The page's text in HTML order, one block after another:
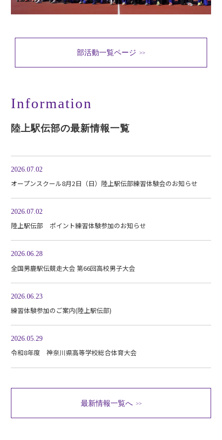
部活動一覧ページ >>
Information
陸上駅伝部の最新情報一覧
2026.07.02
オープンスクール8月2日（日）陸上駅伝部練習体験会のお知らせ
2026.07.02
陸上駅伝部 ポイント練習体験参加のお知らせ
2026.06.28
全国男鹿駅伝競走大会 第66回高校男子大会
2026.06.23
練習体験参加のご案内(陸上駅伝部)
2026.05.29
令和8年度 神奈川県高等学校総合体育大会
最新情報一覧へ >>